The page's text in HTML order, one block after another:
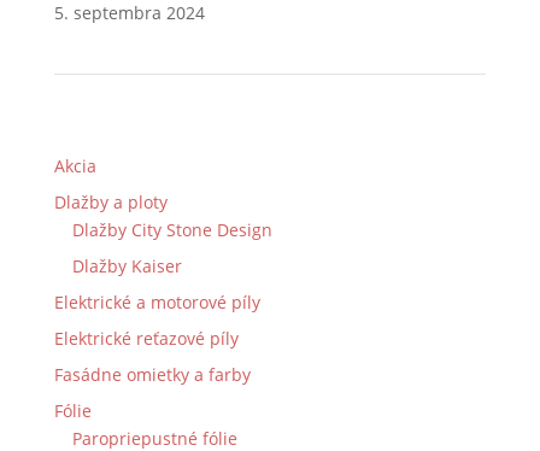
5. septembra 2024
Akcia
Dlažby a ploty
Dlažby City Stone Design
Dlažby Kaiser
Elektrické a motorové píly
Elektrické reťazové píly
Fasádne omietky a farby
Fólie
Paropriepustné fólie